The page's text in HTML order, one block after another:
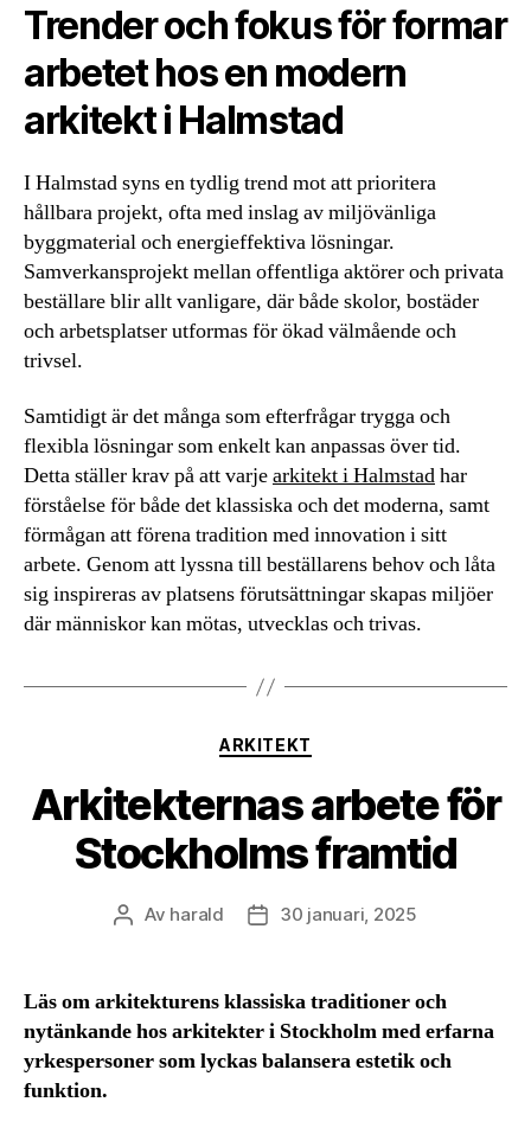
Trender och fokus för formar
arbetet hos en modern
arkitekt i Halmstad
I Halmstad syns en tydlig trend mot att prioritera
hållbara projekt, ofta med inslag av miljövänliga
byggmaterial och energieffektiva lösningar.
Samverkansprojekt mellan offentliga aktörer och privata
beställare blir allt vanligare, där både skolor, bostäder
och arbetsplatser utformas för ökad välmående och
trivsel.
Samtidigt är det många som efterfrågar trygga och
flexibla lösningar som enkelt kan anpassas över tid.
Detta ställer krav på att varjearkitekt i Halmstadhar
förståelse för både det klassiska och det moderna, samt
förmågan att förena tradition med innovation i sitt
arbete. Genom att lyssna till beställarens behov och låta
sig inspireras av platsens förutsättningar skapas miljöer
där människor kan mötas, utvecklas och trivas.
Kategorier
ARKITEKT
Arkitekternas arbete för
Stockholms framtid
Inläggsförfattare
Av harald Inläggsdatum
30 januari, 2025
Läs om arkitekturens klassiska traditioner och
nytänkande hos arkitekter i Stockholm med erfarna
yrkespersoner som lyckas balansera estetik och
funktion.